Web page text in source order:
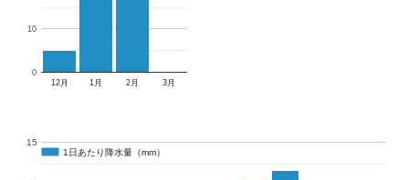
12月 1月 2月 3月
0
10
15
1日あたり降水量（mm）
1日あたり降水量（mm）